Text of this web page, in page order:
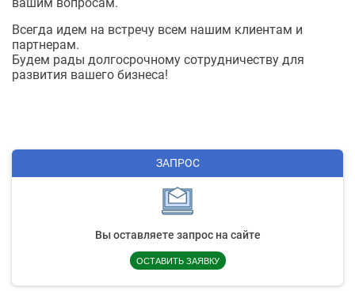
вашим вопросам.
Всегда идем на встречу всем нашим клиентам и
партнерам.
Будем рады долгосрочному сотрудничеству для
развития вашего бизнеса!
ЗАПРОС
Вы оставляете запрос на сайте
ОСТАВИТЬ ЗАЯВКУ